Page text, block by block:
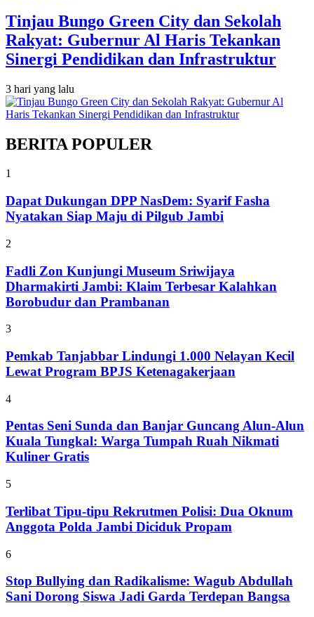
Tinjau Bungo Green City dan Sekolah
Rakyat: Gubernur Al Haris Tekankan
Sinergi Pendidikan dan Infrastruktur
3 hari yang lalu
BERITA POPULER
1
Dapat Dukungan DPP NasDem: Syarif Fasha
Nyatakan Siap Maju di Pilgub Jambi
2
Fadli Zon Kunjungi Museum Sriwijaya
Dharmakirti Jambi: Klaim Terbesar Kalahkan
Borobudur dan Prambanan
3
Pemkab Tanjabbar Lindungi 1.000 Nelayan Kecil
Lewat Program BPJS Ketenagakerjaan
4
Pentas Seni Sunda dan Banjar Guncang Alun-Alun
Kuala Tungkal: Warga Tumpah Ruah Nikmati
Kuliner Gratis
5
Terlibat Tipu-tipu Rekrutmen Polisi: Dua Oknum
Anggota Polda Jambi Diciduk Propam
6
Stop Bullying dan Radikalisme: Wagub Abdullah
Sani Dorong Siswa Jadi Garda Terdepan Bangsa